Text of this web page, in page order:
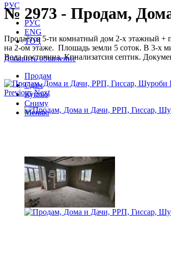
РУС
РУС
ENG
ТОҶ
Добавить объвление
Продам
Сдам
Куплю
Сниму
Меняю
№ 2973 - Продам,
Продаётся 5-ти комнатный дом 2-х этажный +
на 2-ом этаже. Плошадь земли 5 соток. В 3-х
Вода посточнна. Кпнализатсия септик.
Previous Next